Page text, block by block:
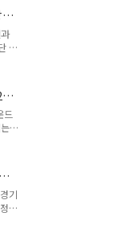
에
지
팀
창
경
립
,
드
성
상
기
.